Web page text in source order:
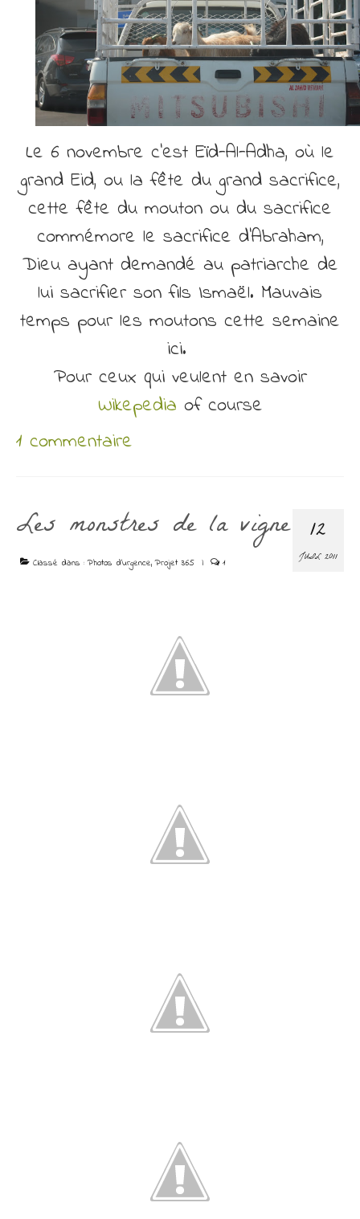
Le 6 novembre c’est Eïd-Al-Adha, où le
grand Eid, ou la fête du grand sacrifice,
cette fête du mouton ou du sacrifice
commémore le sacrifice d’Abraham,
Dieu ayant demandé au patriarche de
lui sacrifier son fils Ismaël. Mauvais
temps pour les moutons cette semaine
ici.
Pour ceux qui veulent en savoir
Wikepedia of course
1 commentaire
12
JUIL 2011
Les monstres de la vigne
Classé dans :Photos d'urgence,Projet 365 | 1